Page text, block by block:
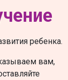
ребенка.
вам,